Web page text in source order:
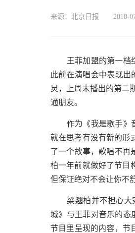
来源： 北京日报 2018-
王菲加盟的第一档综
此前在演唱会中表现出
炅，上周末播出的第二
通朋友。
作为《我是歌手》音
就在思考有没有新的形
了一个故事，歌唱不再
柏一年前就做好了节目
但保证绝对不会让你不
梁翘柏并不担心大家
城》与王菲对音乐的态
节目里呈现的内容，节